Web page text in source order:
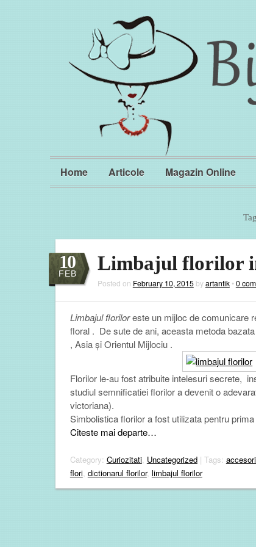
Home Articole Magazin Online
Limbajul florilor
10
FEB
Posted on February 10, 2015 byartantik•0
Limbajul floriloreste un mijloc de comunicare
floral . De sute de ani, aceasta metoda
, Asia și Orientul Mijlociu .
Florilor le-au fost atribuite intelesuri secrete,
studiul semnificatiei florilor a devenit o
victoriana).
Simbolistica florilor a fost utilizata pentru
Citeste mai departe…
Category: Curiozitati, Uncategorized| Tags:
flori, dictionarul florilor, limbajul florilor